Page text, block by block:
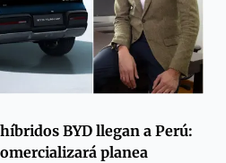
BYD llegan a Perú:
planea